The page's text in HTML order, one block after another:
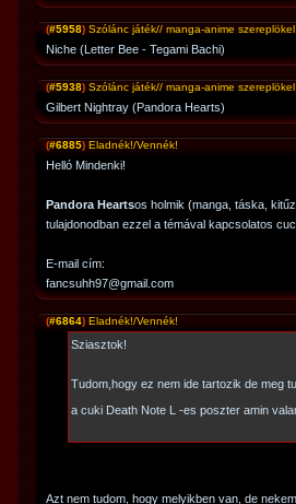
(#5958) Szólánc játék// manga-anime szereplökel
Niche (Letter Bee - Tegami Bachi)
(#5938) Szólánc játék// manga-anime szereplökel
Gilbert Nightray (Pandora Hearts)
(#6885) Eladnék!/Vennék!
Helló Mindenki!
Pandora Heartsos holmik (manga, táska,
tulajdonodban ezzel a témával kapcsolatos
E-mail cím:
fancsuhh97@gmail.com
(#6864) Eladnék!/Vennék!
Sziasztok!
Tudom,hogy ez nem ide tartozik de meg
a cuki Death Note L -es poszter amin
Azt nem tudom, hogy melyikben van, de